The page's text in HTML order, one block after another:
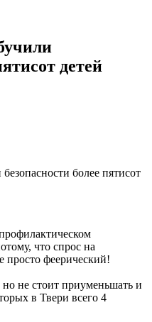
детей
более пятисот
что спрос на
просто феерический!
не стоит приуменьшать и
в Твери всего 4